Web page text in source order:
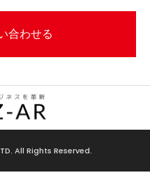
合わせる
All Rights Reserved.